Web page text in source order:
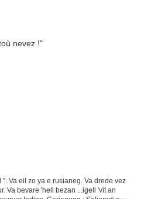
Va eil zo ya e rusianeg. Va drede vez
Va bevare 'hell bezan ...igell 'vit an